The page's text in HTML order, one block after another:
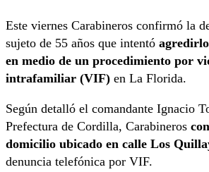
Este viernes Carabineros confirmó la
sujeto de 55 años que intentó
en medio de un procedimiento por
intrafamiliar (VIF) en La Florida.
Según detalló el comandante Ignacio
Prefectura de Cordilla, Carabineros
domicilio ubicado en calle Los
denuncia telefónica por VIF.